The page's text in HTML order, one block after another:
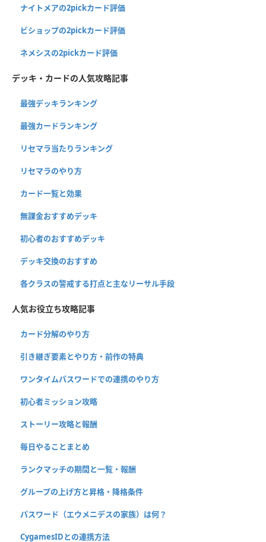
ナイトメアの2pickカード評価
ビショップの2pickカード評価
ネメシスの2pickカード評価
デッキ・カードの人気攻略記事
最強デッキランキング
最強カードランキング
リセマラ当たりランキング
リセマラのやり方
カード一覧と効果
無課金おすすめデッキ
初心者のおすすめデッキ
デッキ交換のおすすめ
各クラスの警戒する打点と主なリーサル手段
人気お役立ち攻略記事
カード分解のやり方
引き継ぎ要素とやり方・前作の特典
ワンタイムパスワードでの連携のやり方
初心者ミッション攻略
ストーリー攻略と報酬
毎日やることまとめ
ランクマッチの期間と一覧・報酬
グループの上げ方と昇格・降格条件
パスワード（エウメニデスの家族）は何？
CygamesIDとの連携方法